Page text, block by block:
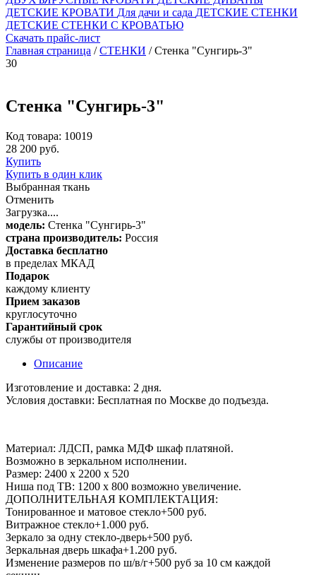
ДЕТСКИЕ КРОВАТИ Для дачи и сада ДЕТСКИЕ СТЕНКИ
ДЕТСКИЕ СТЕНКИ С КРОВАТЬЮ
Скачать прайс-лист
Главная страница /СТЕНКИ / Стенка "Сунгирь-3"
30
Стенка "Сунгирь-3"
Код товара: 10019
28 200 руб.
Купить
Купить в один клик
Выбранная ткань
Отменить
Загрузка....
модель: Стенка "Сунгирь-3"
страна производитель: Россия
Доставка бесплатно
в пределах МКАД
Подарок
каждому клиенту
Прием заказов
круглосуточно
Гарантийный срок
службы от производителя
Описание
Изготовление и доставка: 2 дня.
Условия доставки: Бесплатная по Москве до подъезда.
Материал: ЛДСП, рамка МДФ шкаф платяной.
Возможно в зеркальном исполнении.
Размер: 2400 x 2200 x 520
Ниша под ТВ: 1200 х 800 возможно увеличение.
ДОПОЛНИТЕЛЬНАЯ КОМПЛЕКТАЦИЯ:
Тонированное и матовое стекло+500 руб.
Витражное стекло+1.000 руб.
Зеркало за одну стекло-дверь+500 руб.
Зеркальная дверь шкафа+1.200 руб.
Изменение размеров по ш/в/г+500 руб за 10 см каждой